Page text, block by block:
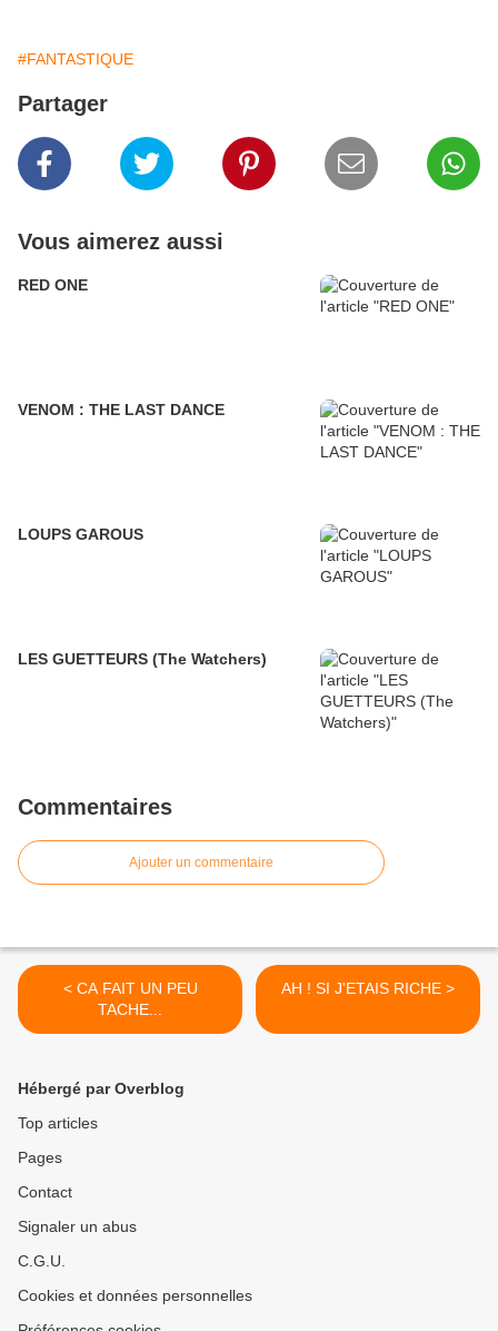
#FANTASTIQUE
Partager
Vous aimerez aussi
RED ONE
VENOM : THE LAST DANCE
LOUPS GAROUS
LES GUETTEURS (The Watchers)
Commentaires
Ajouter un commentaire
< CA FAIT UN PEU
TACHE...
AH ! SI J'ETAIS RICHE >
Hébergé par Overblog
Top articles
Pages
Contact
Signaler un abus
C.G.U.
Cookies et données personnelles